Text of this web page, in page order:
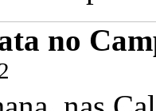
no